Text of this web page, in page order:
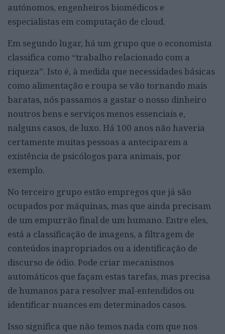
autónomos, engenheiros biomédicos e
especialistas em computação de cloud.
Em segundo lugar, há um grupo que o economista
classifica como “trabalho relacionado com a
riqueza”. Isto é, à medida que necessidades básicas
como alimentação e roupa se vão tornando mais
baratas, nós passamos a gastar o nosso dinheiro
noutros bens e serviços menos essenciais e,
nalguns casos, de luxo. Há 100 anos não haveria
certamente muitas pessoas a anteciparem a
existência de psicólogos para animais, por
exemplo.
No terceiro grupo estão empregos que já são
ocupados por máquinas, mas que ainda precisam
de um empurrão final de um humano. Entre eles,
está a classificação de imagens, a filtragem de
conteúdos inapropriados ou a identificação de
discurso de ódio. Pode criar mecanismos
automáticos que façam estas tarefas, mas precisa
de humanos para resolver mal-entendidos ou
identificar nuances em determinados casos.
Isso significa que não temos nada com que nos